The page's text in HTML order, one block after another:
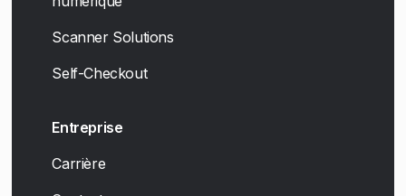
Scanner Solutions
Self-Checkout
Entreprise
Carrière